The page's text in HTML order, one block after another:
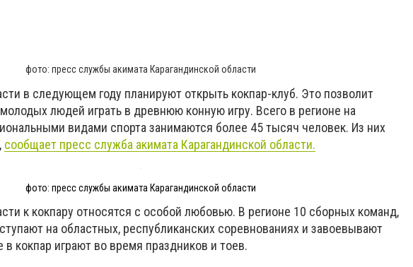
фото: пресс службы акимата Карагандинской области
в следующем году планируют открыть кокпар-клуб. Это позволит
людей играть в древнюю конную игру. Всего в регионе на
видами спорта занимаются более 45 тысяч человек. Из них
сообщает пресс служба акимата Карагандинской области.
фото: пресс службы акимата Карагандинской области
к кокпару относятся с особой любовью. В регионе 10 сборных команд,
на областных, республиканских соревнованиях и завоевывают
кокпар играют во время праздников и тоев.